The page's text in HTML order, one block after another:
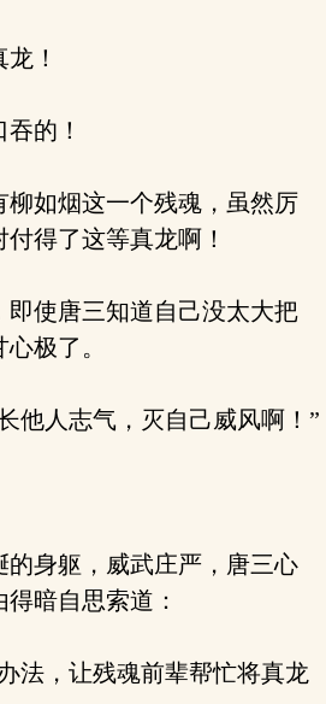
！
的！
如烟这一个残魂，虽然厉
得了这等真龙啊！
使唐三知道自己没太大把
极了。
他人志气，灭自己威风啊！”
身躯，威武庄严，唐三心
暗自思索道：
法，让残魂前辈帮忙将真龙